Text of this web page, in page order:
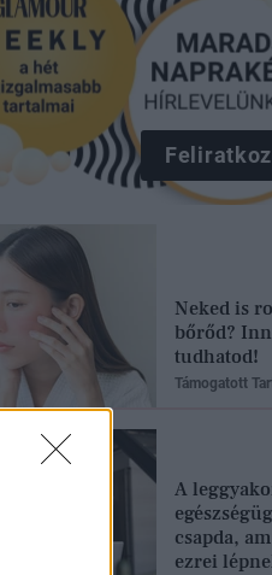
Neked is
bőrőd?
tudhatod!
Támogatott
A
csapda,
ezrei